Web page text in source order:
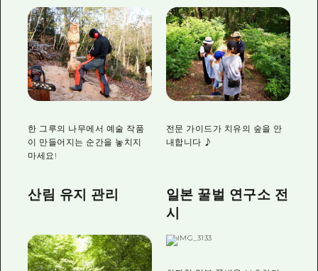
한 그루의 나무에서 예술 작품
이 만들어지는 순간을 놓치지
마세요!
전문 가이드가 치유의 숲을 안
내합니다 ♪
산림 유지 관리
일본 꿀벌 연구소 전
시